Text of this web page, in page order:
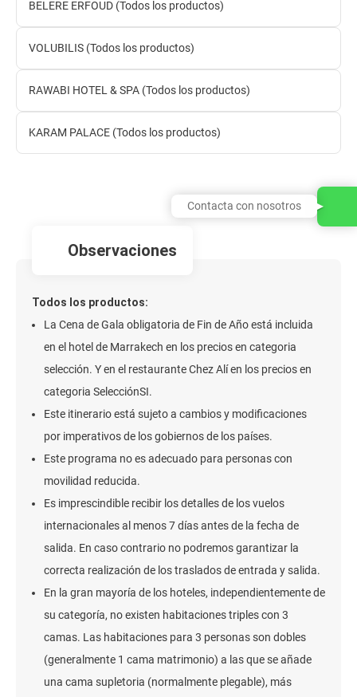
BELERE ERFOUD (Todos los productos)
VOLUBILIS (Todos los productos)
RAWABI HOTEL & SPA (Todos los productos)
KARAM PALACE (Todos los productos)
observaciones
Todos los productos:
La Cena de Gala obligatoria de Fin de Año está incluida
en el hotel de Marrakech en los precios en categoria
selección. Y en el restaurante Chez Alí en los precios en
categoria SelecciónSI.
Este itinerario está sujeto a cambios y modificaciones
por imperativos de los gobiernos de los países.
Este programa no es adecuado para personas con
movilidad reducida.
Es imprescindible recibir los detalles de los vuelos
internacionales al menos 7 días antes de la fecha de
salida. En caso contrario no podremos garantizar la
correcta realización de los traslados de entrada y salida.
En la gran mayoría de los hoteles, independientemente de
su categoría, no existen habitaciones triples con 3
camas. Las habitaciones para 3 personas son dobles
(generalmente 1 cama matrimonio) a las que se añade
una cama supletoria (normalmente plegable), más